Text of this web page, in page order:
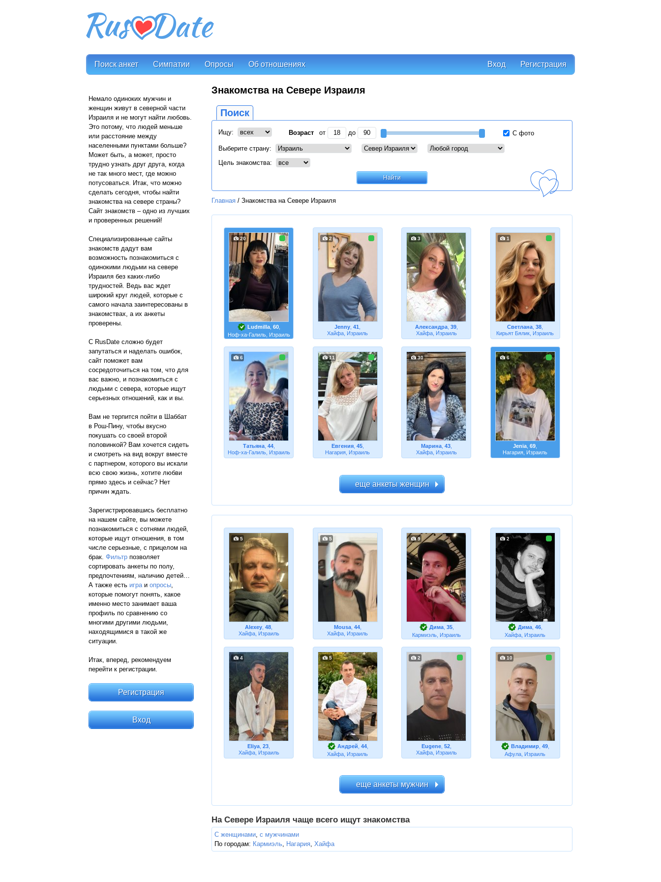
Поиск анкет Симпатии Опросы Об отношениях Регистрация
Вход
Немало одиноких мужчин и
женщин живут в северной части
Израиля и не могут найти любовь.
Это потому, что людей меньше
или расстояние между
населенными пунктами больше?
Может быть, а может, просто
трудно узнать друг друга, когда
не так много мест, где можно
потусоваться. Итак, что можно
сделать сегодня, чтобы найти
знакомства на севере страны?
Сайт знакомств – одно из лучших
и проверенных решений!
Специализированные сайты
знакомств дадут вам
возможность познакомиться с
одинокими людьми на севере
Израиля без каких-либо
трудностей. Ведь вас ждет
широкий круг людей, которые с
самого начала заинтересованы в
знакомствах, а их анкеты
проверены.
С RusDate сложно будет
запутаться и наделать ошибок,
сайт поможет вам
сосредоточиться на том, что для
вас важно, и познакомиться с
людьми с севера, которые ищут
серьезных отношений, как и вы.
Вам не терпится пойти в Шаббат
в Рош-Пину, чтобы вкусно
покушать со своей второй
половинкой? Вам хочется сидеть
и смотреть на вид вокруг вместе
с партнером, которого вы искали
всю свою жизнь, хотите любви
прямо здесь и сейчас? Нет
причин ждать.
Зарегистрировавшись бесплатно
на нашем сайте, вы можете
познакомиться с сотнями людей,
которые ищут отношения, в том
числе серьезные, с прицелом на
брак. Фильтр позволяет
сортировать анкеты по полу,
предпочтениям, наличию детей…
А также есть играи опросы,
которые помогут понять, какое
именно место занимает ваша
профиль по сравнению со
многими другими людьми,
находящимися в такой же
ситуации.
Итак, вперед, рекомендуем
перейти к регистрации.
Знакомства на Севере Израиля
Поиск
Ищу: Возраст от до С фото
Выберите страну:
Цель знакомства:
Главная / Знакомства на Севере Израиля
20
Ludmilla ,60
Ноф-ха-Галиль, Израиль
2
Jenny ,41
Хайфа, Израиль
3
Александра, 39,
Хайфа, Израиль
1
Светлана ,38
Кирьят Бялик, Израиль
6
Татьяна, 44,
Ноф-ха-Галиль, Израиль
11
Евгения, 45,
Нагария, Израиль
30
Марина, 43,
Хайфа, Израиль
6
Jenia ,69
Нагария, Израиль
5
Alexey ,48
Хайфа, Израиль
5
Mousa, 44,
Хайфа, Израиль
9
Дима, 35,
Кармиэль, Израиль
2
Дима ,46
Хайфа, Израиль
4
Eliya ,23
Хайфа, Израиль
5
Андрей 44,
Хайфа, Израиль
2
Eugene, 52,
Хайфа, Израиль
10
Владимир ,49
Афула, Израиль
На Севере Израиля чаще всего ищут знакомства
С женщинами, с мужчинами
По городам: Кармиэль, Нагария, Хайфа